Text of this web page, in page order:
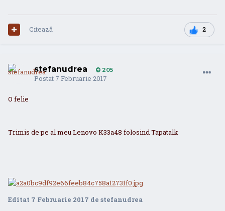
2
Citează
stefanudrea 205
Postat 7 Februarie 2017
O felie
Trimis de pe al meu Lenovo K33a48 folosind Tapatalk
Editat 7 Februarie 2017 de stefanudrea